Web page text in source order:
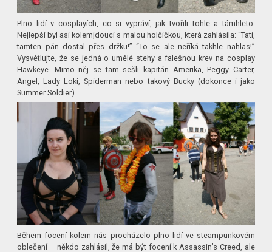
Plno lidí v cosplayích, co si vypráví, jak tvořili tohle a támhleto.
Nejlepší byl asi kolemjdoucí s malou holčičkou, která zahlásila: “Tatí,
tamten pán dostal přes držku!” “To se ale neříká takhle nahlas!”
Vysvětlujte, že se jedná o umělé stehy a falešnou krev na cosplay
Hawkeye. Mimo něj se tam sešli kapitán Amerika, Peggy Carter,
Angel, Lady Loki, Spiderman nebo takový Bucky (dokonce i jako
Summer Soldier).
Během focení kolem nás procházelo plno lidí ve steampunkovém
oblečení – někdo zahlásil, že má být focení k Assassin’s Creed, ale